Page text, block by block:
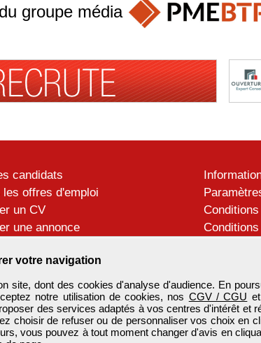
votre navigation
site, dont des cookies d'analyse d'audience. En
notre utilisation de cookies, nos CGV / CGU
des services adaptés à vos centres d'intérêt et
choisir de refuser ou de personnaliser vos choix en
vous pouvez à tout moment changer d'avis en
groupe média
candidats
les offres d'emploi
un CV
une annonce